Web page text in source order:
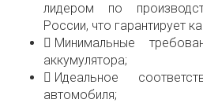
лидером по
России, что гарантирует
Минимальные
аккумулятора;
Идеальное
автомобиля;